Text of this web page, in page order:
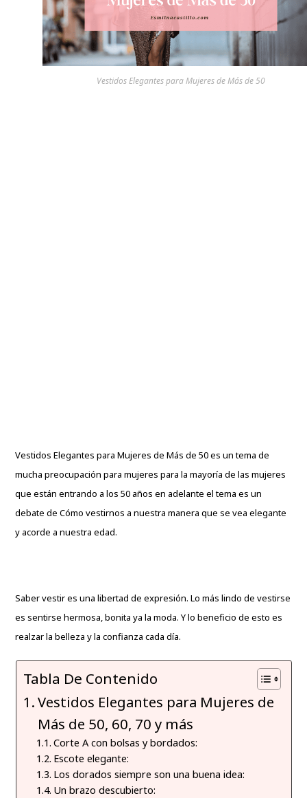
Vestidos Elegantes para Mujeres de Más de 50
Vestidos Elegantes para Mujeres de Más de 50 es un tema de
mucha preocupación para mujeres para la mayoría de las mujeres
que están entrando a los 50 años en adelante el tema es un
debate de Cómo vestirnos a nuestra manera que se vea elegante
y acorde a nuestra edad.
Saber vestir es una libertad de expresión. Lo más lindo de vestirse
es sentirse hermosa, bonita ya la moda. Y lo beneficio de esto es
realzar la belleza y la confianza cada día.
Tabla De Contenido
Vestidos Elegantes para Mujeres de
Más de 50, 60, 70 y más
Corte A con bolsas y bordados:
Escote elegante:
Los dorados siempre son una buena idea:
Un brazo descubierto: